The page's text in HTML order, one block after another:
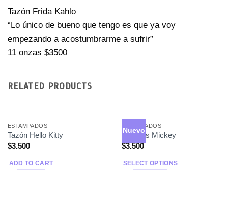
Tazón Frida Kahlo
“Lo único de bueno que tengo es que ya voy
empezando a acostumbrarme a sufrir”
11 onzas $3500
RELATED PRODUCTS
ESTAMPADOS
Tazón Hello Kitty
$3.500
ADD TO CART
Nuevo
ESTAMPADOS
Tazones Mickey
$3.500
SELECT OPTIONS